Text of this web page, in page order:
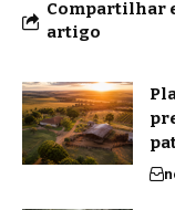
Compartilhar
artigo